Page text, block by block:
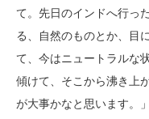
て。先日のインドへ行っ
る、自然のものとか、目
て、今はニュートラルな
傾けて、そこから沸き上
が大事かなと思います。」